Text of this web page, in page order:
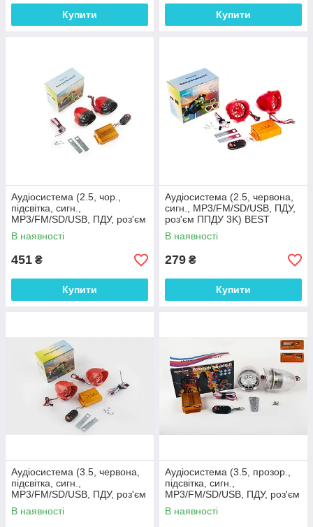
Купити Купити
Аудіосистема (2.5, чор.,
підсвітка, сигн.,
МР3/FM/SD/USB, ПДУ, роз'єм
ППДУ 3K) BEST CHOICE
В наявності
451 ₴
Купити
Аудіосистема (2.5, червона,
сигн., МР3/FM/SD/USB, ПДУ,
роз'єм ППДУ 3K) BEST
CHOICE
В наявності
279 ₴
Купити
Аудіосистема (3.5, червона,
підсвітка, сигн.,
МР3/FM/SD/USB, ПДУ, роз'єм
ППДУ 3K) BEST CHOICE
(mod.2)
В наявності
Аудіосистема (3.5, прозор.,
підсвітка, сигн.,
МР3/FM/SD/USB, ПДУ, роз'єм
ППДУ 3K) BEST CHOICE
В наявності